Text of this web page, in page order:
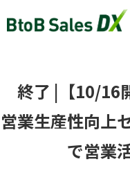
終了 |【10/16
営業生産性向上
で営業